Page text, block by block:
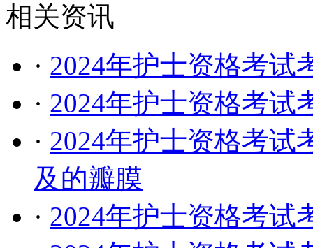
相关资讯
· 2024年护士资格考试
· 2024年护士资格考试
· 2024年护士资格考试
及的瓣膜
· 2024年护士资格考试